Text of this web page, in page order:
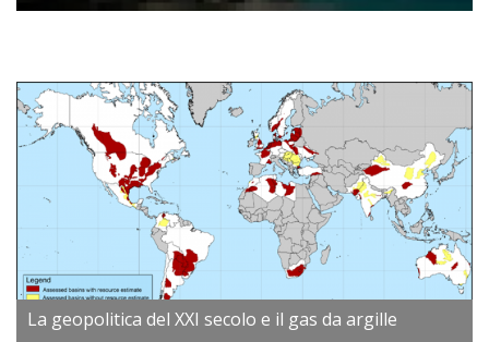
La geopolitica del XXI secolo e il gas da argille